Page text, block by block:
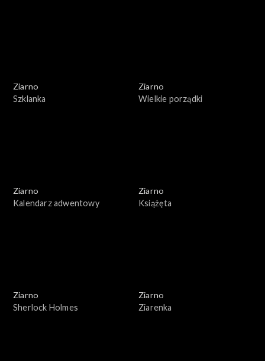
Ziarno
Szklanka
Ziarno
Wielkie porządki
Ziarno
Kalendarz adwentowy
Ziarno
Książęta
Ziarno
Sherlock Holmes
Ziarno
Ziarenka